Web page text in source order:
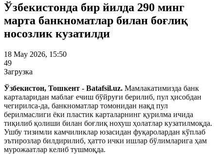
Ўзбекистонда бир йилда 290 минг
марта банкноматлар билан боғлиқ
носозлик кузатилди
18 May 2026, 15:50
49
Загрузка
Ўзбекистон, Тошкент - Batafsil.uz. Мамлакатимизда банк
карталаридан маблағ ечиш бўйруғи берилиб, пул ҳисобдан
чегирилса-да, банкноматлар томонидан нақд пул
берилмаслиги ёки пластик карталарнинг қурилма ичида
тиқилиб қолиши билан боғлиқ нохуш ҳолатлар кузатилмоқда.
Ушбу тизимли камчиликлар юзасидан фуқаролардан кўплаб
эътирозлар билдирилиб, ҳатто ички ишлар бўлимларига ҳам
мурожаатлар келиб тушмоқда.